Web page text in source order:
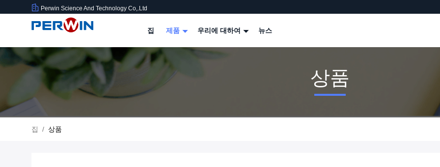
Perwin Science And Technology Co,.Ltd
집 제품 우리에 대하여 뉴스
상품
집 / 상품